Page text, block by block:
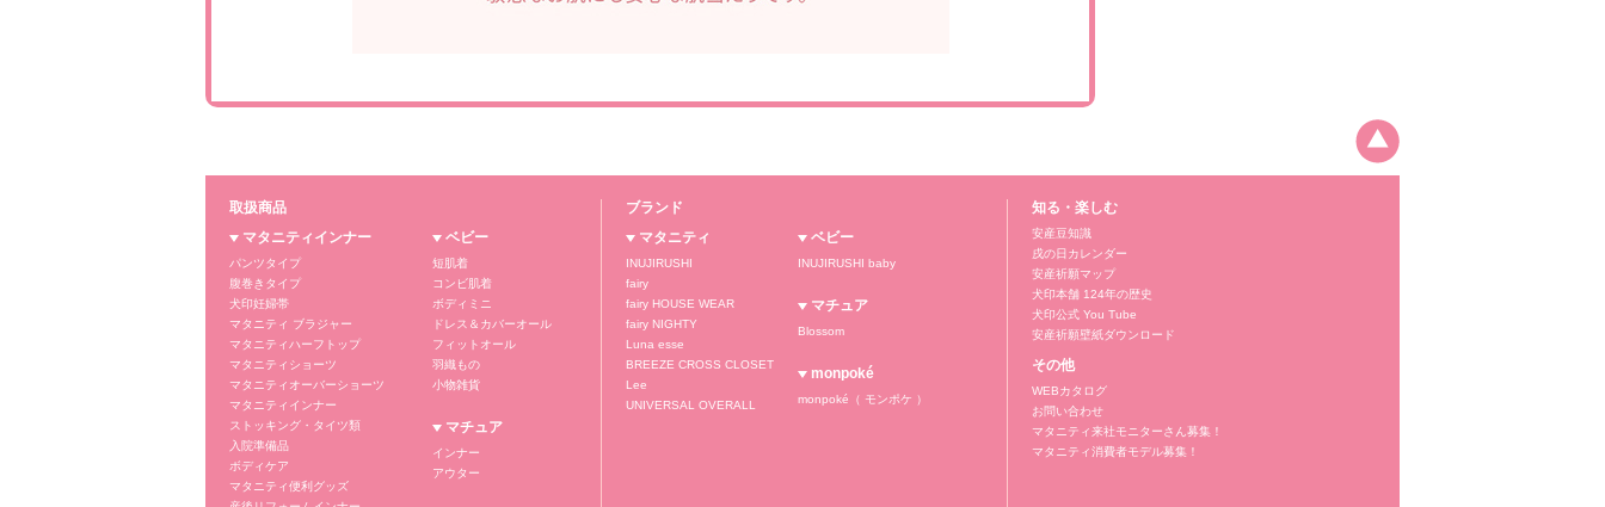
取扱商品
マタニティインナー
パンツタイプ
腹巻きタイプ
犬印妊婦帯
マタニティ ブラジャー
マタニティハーフトップ
マタニティショーツ
マタニティオーバーショーツ
マタニティインナー
ストッキング・タイツ類
入院準備品
ボディケア
マタニティ便利グッズ
ベビー
短肌着
コンビ肌着
ボディミニ
ドレス＆カバーオール
フィットオール
羽織もの
小物雑貨
マチュア
インナー
アウター
ブランド
マタニティ
INUJIRUSHI
fairy
fairy HOUSE WEAR
fairy NIGHTY
Luna esse
BREEZE CROSS CLOSET
Lee
UNIVERSAL OVERALL
ベビー
INUJIRUSHI baby
マチュア
Blossom
monpoké
monpoké（ モンポケ ）
知る・楽しむ
安産豆知識
戌の日カレンダー
安産祈願マップ
犬印本舗 124年の歴史
犬印公式 You Tube
安産祈願壁紙ダウンロード
その他
WEBカタログ
お問い合わせ
マタニティ来社モニターさん募集！
マタニティ消費者モデル募集！